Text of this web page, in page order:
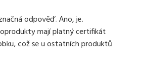
odpověď. Ano, je.
mají platný certifikát
což se u ostatních produktů